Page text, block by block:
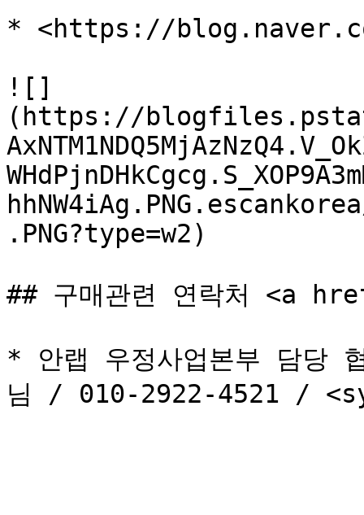
* <https://
![]
(https://
.PNG?type=w2)
## 구매관련 연락처 <a
* 안랩 우정사업본부 담당